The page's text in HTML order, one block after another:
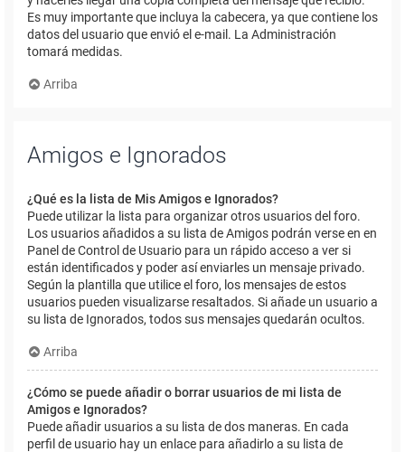
Es muy importante que incluya la cabecera, ya que contiene los
datos del usuario que envió el e-mail. La Administración
tomará medidas.
Arriba
Amigos e Ignorados
¿Qué es la lista de Mis Amigos e Ignorados?
Puede utilizar la lista para organizar otros usuarios del foro.
Los usuarios añadidos a su lista de Amigos podrán verse en en
Panel de Control de Usuario para un rápido acceso a ver si
están identificados y poder así enviarles un mensaje privado.
Según la plantilla que utilice el foro, los mensajes de estos
usuarios pueden visualizarse resaltados. Si añade un usuario a
su lista de Ignorados, todos sus mensajes quedarán ocultos.
Arriba
¿Cómo se puede añadir o borrar usuarios de mi lista de
Amigos e Ignorados?
Puede añadir usuarios a su lista de dos maneras. En cada
perfil de usuario hay un enlace para añadirlo a su lista de